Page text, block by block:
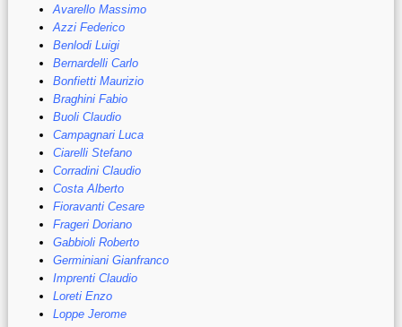
Avarello Massimo
Azzi Federico
Benlodi Luigi
Bernardelli Carlo
Bonfietti Maurizio
Braghini Fabio
Buoli Claudio
Campagnari Luca
Ciarelli Stefano
Corradini Claudio
Costa Alberto
Fioravanti Cesare
Frageri Doriano
Gabbioli Roberto
Germiniani Gianfranco
Imprenti Claudio
Loreti Enzo
Loppe Jerome